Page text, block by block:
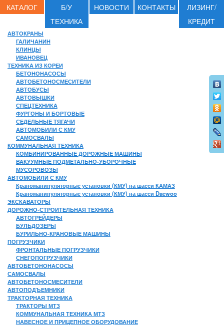
КАТАЛОГ
Б/У
ТЕХНИКА
НОВОСТИ КОНТАКТЫ
ЛИЗИНГ/
КРЕДИТ
АВТОКРАНЫ
ГАЛИЧАНИН
КЛИНЦЫ
ИВАНОВЕЦ
ТЕХНИКА ИЗ КОРЕИ
БЕТОНОНАСОСЫ
АВТОБЕТОНОСМЕСИТЕЛИ
АВТОБУСЫ
АВТОВЫШКИ
СПЕЦТЕХНИКА
ФУРГОНЫ И БОРТОВЫЕ
СЕДЕЛЬНЫЕ ТЯГАЧИ
АВТОМОБИЛИ С КМУ
САМОСВАЛЫ
КОММУНАЛЬНАЯ ТЕХНИКА
КОМБИНИРОВАННЫЕ ДОРОЖНЫЕ МАШИНЫ
ВАКУУМНЫЕ ПОДМЕТАЛЬНО-УБОРОЧНЫЕ
МУСОРОВОЗЫ
АВТОМОБИЛИ С КМУ
Краноманипуляторные установки (КМУ) на шасси КАМАЗ
Краноманипуляторные установки (КМУ) на шасси Daewoo
ЭКСКАВАТОРЫ
ДОРОЖНО-СТРОИТЕЛЬНАЯ ТЕХНИКА
АВТОГРЕЙДЕРЫ
БУЛЬДОЗЕРЫ
БУРИЛЬНО-КРАНОВЫЕ МАШИНЫ
ПОГРУЗЧИКИ
ФРОНТАЛЬНЫЕ ПОГРУЗЧИКИ
СНЕГОПОГРУЗЧИКИ
АВТОБЕТОНОНАСОСЫ
САМОСВАЛЫ
АВТОБЕТОНОСМЕСИТЕЛИ
АВТОПОДЪЕМНИКИ
ТРАКТОРНАЯ ТЕХНИКА
ТРАКТОРЫ МТЗ
КОММУНАЛЬНАЯ ТЕХНИКА МТЗ
НАВЕСНОЕ И ПРИЦЕПНОЕ ОБОРУДОВАНИЕ